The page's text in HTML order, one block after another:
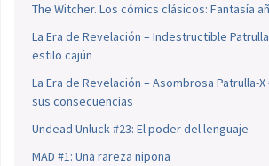
The Witcher. Los cómics clásicos: Fantasía
La Era de Revelación – Indestructible
estilo cajún
La Era de Revelación – Asombrosa Patrulla-
sus consecuencias
Undead Unluck #23: El poder del lenguaje
MAD #1: Una rareza nipona